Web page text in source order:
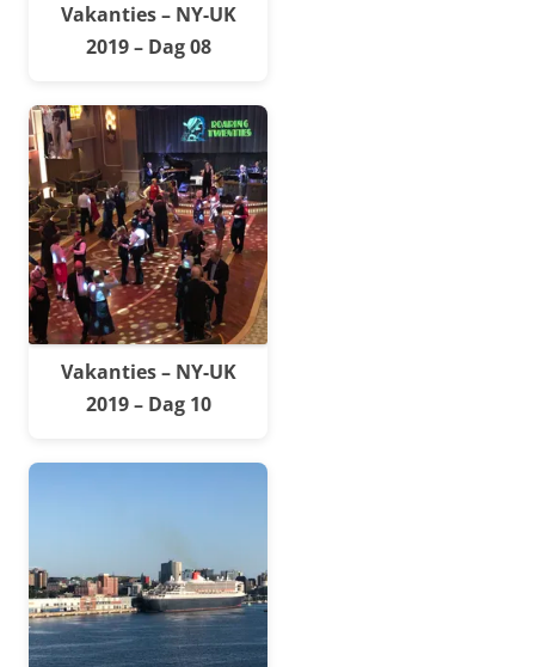
Vakanties – NY-UK
2019 – Dag 08
Vakanties – NY-UK
2019 – Dag 10